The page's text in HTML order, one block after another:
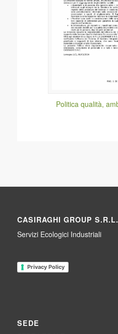
CASIRAGHI GROUP S.R.L.
Servizi Ecologici Industriali
Privacy Policy
SEDE